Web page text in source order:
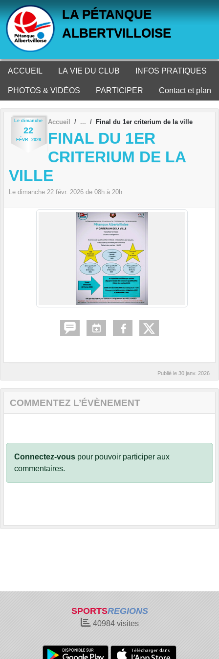
LA PÉTANQUE
ALBERTVILLOISE
ACCUEIL LA VIE DU CLUB INFOS PRATIQUES
PHOTOS & VIDÉOS PARTICIPER Contact et plan
Le dimanche
22
FÉVR. 2026
Accueil Final du 1er criterium de la ville
FINAL DU 1ER
CRITERIUM DE LA
VILLE
Le dimanche 22 févr. 2026 de 08h à 20h
Publié le 30 janv. 2026
COMMENTEZ L’ÉVÈNEMENT
Connectez-vous pour pouvoir participer aux
commentaires.
SPORTSREGIONS
40984visites
Panneau de gestion des cookies